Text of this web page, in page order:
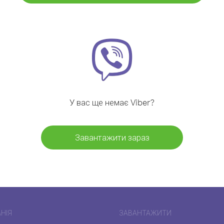
У вас ще немає Viber?
Завантажити зараз
ЗАВАНТАЖИТИ